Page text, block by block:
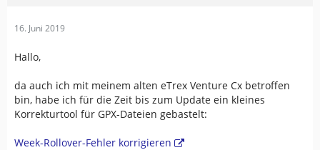
16. Juni 2019
Hallo,
da auch ich mit meinem alten eTrex Venture Cx betroffen
bin, habe ich für die Zeit bis zum Update ein kleines
Korrekturtool für GPX-Dateien gebastelt:
Week-Rollover-Fehler korrigieren